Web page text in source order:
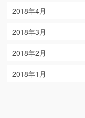
2018年4月
2018年3月
2018年2月
2018年1月